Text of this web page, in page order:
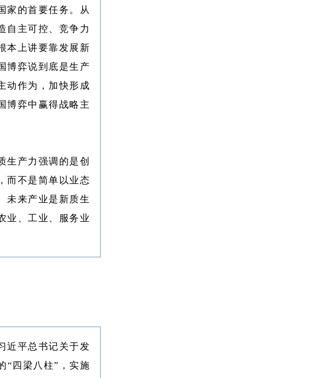
家的首要任务。从
自主可控、竞争力
本上讲要靠发展新
博弈说到底是生产
动作为，加快形成
博弈中赢得战略主
生产力强调的是创
而不是简单以业态
未来产业是新质生
业、工业、服务业
近平总书记关于发
“四梁八柱”，实施